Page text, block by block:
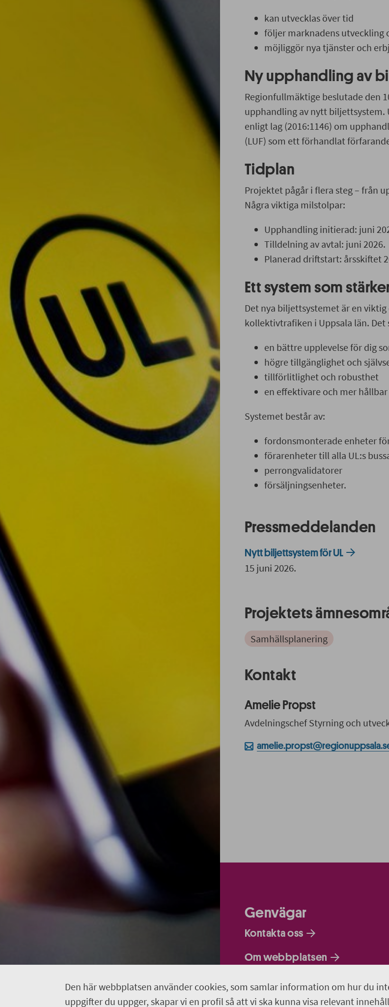
Den här webbplatsen använder cookies, som samlar information om hur du
uppgifter du uppger, skapar vi en profil så att vi ska kunna visa relevant
kan utvecklas över tid
följer marknadens utveckling
möjliggör nya tjänster och
Ny upphandling av
Regionfullmäktige beslutade den
upphandling av nytt
enligt lag (2016:1146) om
(LUF) som ett förhandlat
Tidplan
Projektet pågår i flera steg – från
Några viktiga milstolpar:
Upphandling initierad: juni
Tilldelning av avtal: juni 2026.
Planerad driftstart: årsskiftet
Ett system som
Det nya biljettsystemet är en
kollektivtrafiken i Uppsala län. Det
en bättre upplevelse för dig
högre tillgänglighet och
tillförlitlighet och robusthet
en effektivare och mer
Systemet består av:
fordonsmonterade enheter
förarenheter till alla UL:s
perrongvalidatorer
försäljningsenheter.
Pressmeddelanden
Nytt biljettsystem för UL
15 juni 2026.
Projektets
Samhällsplanering
Kontakt
Amelie Propst
Avdelningschef Styrning och
Genvägar
Kontakta oss
Om webbplatsen
Så behandlar vi dina